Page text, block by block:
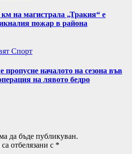
на магистрала „Тракия“ е
пожар в района
Спорт
началото на сезона във
на лявото бедро
да бъде публикуван.
отбелязани с *